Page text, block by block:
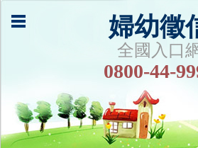
婦幼徵
全國入口
0800-44-